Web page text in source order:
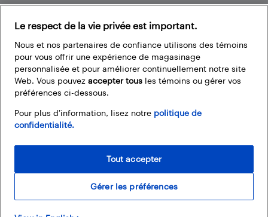
Restez connecté
FacebookInstagram
PinterestLinkedInYouTube
Le respect de la vie privée est important.
Nous et nos partenaires de confiance utilisons des témoins
pour vous offrir une expérience de magasinage
personnalisée et pour améliorer continuellement notre site
Web. Vous pouvez accepter tous les témoins ou gérer vos
préférences ci-dessous.
Pour plus d’information, lisez notre politique de
confidentialité.
Gérer les préférences
Tout accepter